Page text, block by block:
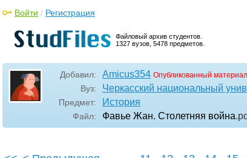
Файловый архив студентов.
1327 вузов, 5478 предметов.
Войти / Регистрация
Добавил: Amicus354 Опубликованный
Вуз: Черкасский национальный
Предмет: История
Файл: Фавье Жан. Столетняя война